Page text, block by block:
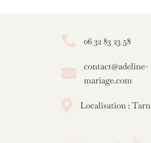
 06 32 83 23 58

contact@adeline-
mariage.com
 Localisation : Tarn